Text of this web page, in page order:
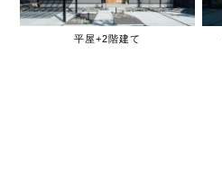
平屋+2階建て